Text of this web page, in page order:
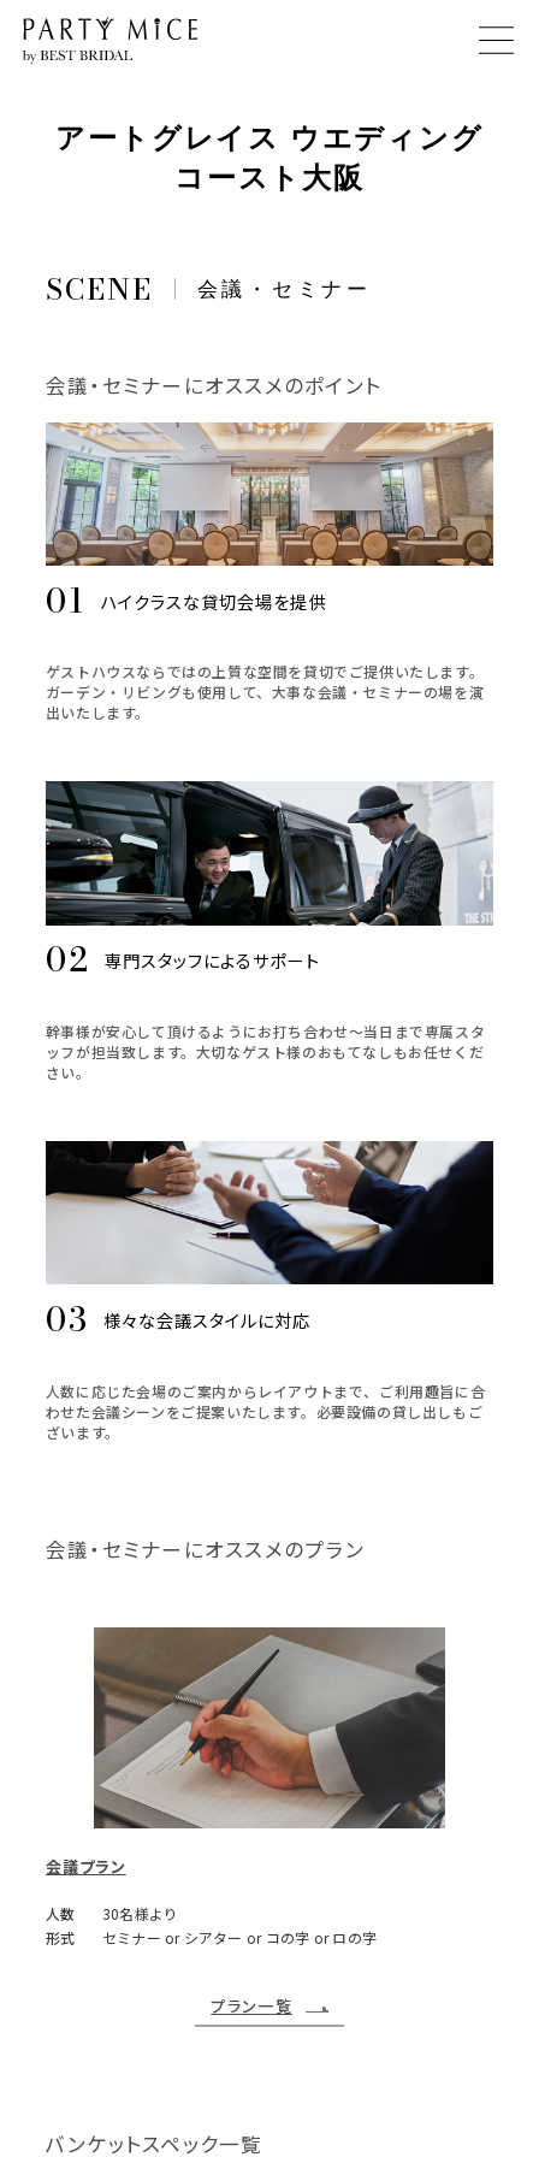
アートグレイス ウエディング
コースト大阪
会議・セミナー
会議・セミナーにオススメのポイント
ハイクラスな貸切会場を提供
ゲストハウスならではの上質な空間を貸切でご提供いたします。
ガーデン・リビングも使用して、大事な会議・セミナーの場を演
出いたします。
専門スタッフによるサポート
幹事様が安心して頂けるようにお打ち合わせ～当日まで専属スタ
ッフが担当致します。大切なゲスト様のおもてなしもお任せくだ
さい。
様々な会議スタイルに対応
人数に応じた会場のご案内からレイアウトまで、ご利用趣旨に合
わせた会議シーンをご提案いたします。必要設備の貸し出しもご
ざいます。
会議・セミナーにオススメのプラン
会議プラン
人数
30名様より
形式
セミナー or シアター or コの字 or ロの字
プラン一覧
バンケットスペック一覧